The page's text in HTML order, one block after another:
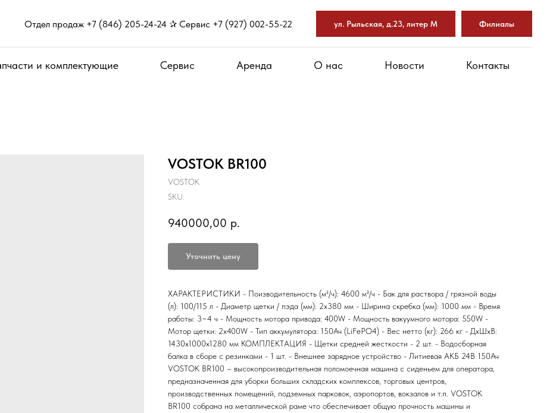
Отдел продаж +7 (846) 205-24-24 ✰ Сервис +7 (927) 002-55-22 ул. Рыльская, д.23, литер М Филиалы
и комплектующие Сервис Аренда О нас Новости Контакты
VOSTOK BR100
VOSTOK
SKU:
940000,00 р.
Уточнить цену
ХАРАКТЕРИСТИКИ - Поизводительность (м²/ч): 4600 м²/ч - Бак для раствора / грязной воды
(л): 100/115 л - Диаметр щетки / пэда (мм): 2х380 мм - Ширина скребка (мм): 1000 мм - Время
работы: 3~4 ч - Мощность мотора привода: 400W - Мощность вакуумного мотора: 550W -
Мотор щетки: 2х400W - Тип аккумулятора: 150Ач (LiFePO4) - Вес нетто (кг): 266 кг - ДxШxВ:
1430x1000x1280 мм КОМПЛЕКТАЦИЯ - Щетки средней жесткости - 2 шт. - Водосборная
балка в сборе с резинками - 1 шт. - Внешнее зарядное устройство - Литиевая АКБ 24В 150Ач
VOSTOK BR100 – высокопроизводительная поломоечная машина с сиденьем для оператора,
предназначенная для уборки больших складских комплексов, торговых центров,
производственных помещений, подземных парковок, аэропортов, вокзалов и т.п. VOSTOK
BR100 собрана на металлической раме что обеспечивает общую прочность машины и